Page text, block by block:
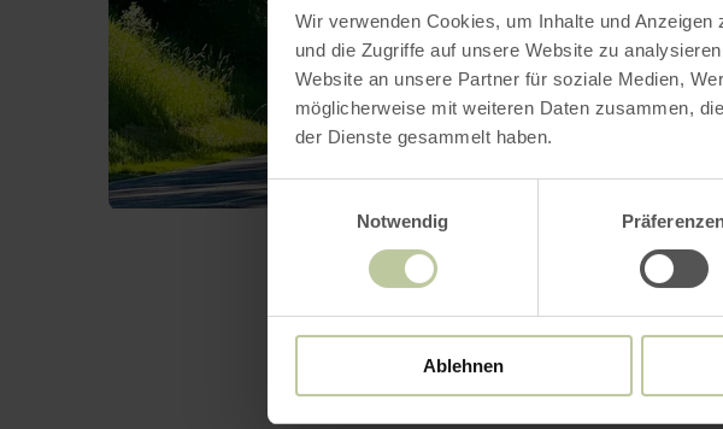
Wir verwenden Cookies, um Inhalte und
und die Zugriffe auf unsere Website zu
Website an unsere Partner für soziale Medien,
möglicherweise mit weiteren Daten zusammen,
der Dienste gesammelt haben.
Einwilligungsauswahl
Notwendig
Ablehnen